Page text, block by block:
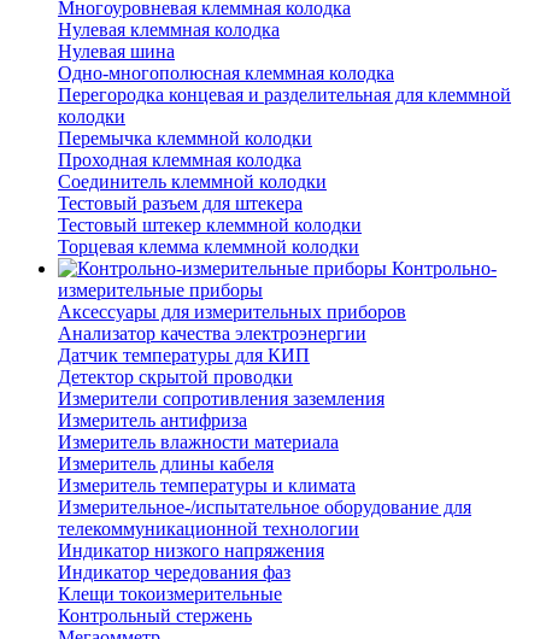
Многоуровневая клеммная колодка
Нулевая клеммная колодка
Нулевая шина
Одно-многополюсная клеммная колодка
Перегородка концевая и разделительная для клеммной
колодки
Перемычка клеммной колодки
Проходная клеммная колодка
Соединитель клеммной колодки
Тестовый разъем для штекера
Тестовый штекер клеммной колодки
Торцевая клемма клеммной колодки
Контрольно-
измерительные приборы
Аксессуары для измерительных приборов
Анализатор качества электроэнергии
Датчик температуры для КИП
Детектор скрытой проводки
Измерители сопротивления заземления
Измеритель антифриза
Измеритель влажности материала
Измеритель длины кабеля
Измеритель температуры и климата
Измерительное-/испытательное оборудование для
телекоммуникационной технологии
Индикатор низкого напряжения
Индикатор чередования фаз
Клещи токоизмерительные
Контрольный стержень